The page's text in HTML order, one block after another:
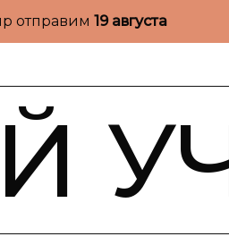
отправим 19 августа